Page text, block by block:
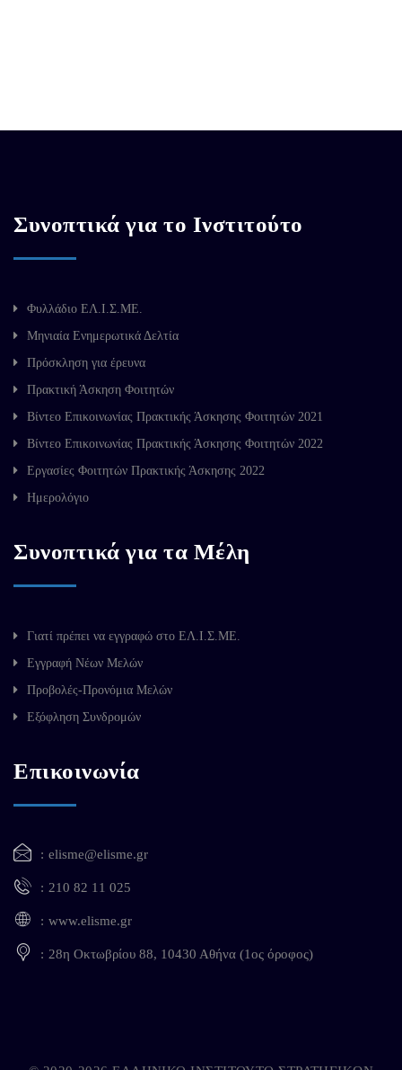
Συνοπτικά για το Ινστιτούτο
Φυλλάδιο ΕΛ.Ι.Σ.ΜΕ.
Μηνιαία Ενημερωτικά Δελτία
Πρόσκληση για έρευνα
Πρακτική Άσκηση Φοιτητών
Βίντεο Επικοινωνίας Πρακτικής Άσκησης Φοιτητών 2021
Βίντεο Επικοινωνίας Πρακτικής Άσκησης Φοιτητών 2022
Εργασίες Φοιτητών Πρακτικής Άσκησης 2022
Ημερολόγιο
Συνοπτικά για τα Μέλη
Γιατί πρέπει να εγγραφώ στο ΕΛ.Ι.Σ.ΜΕ.
Εγγραφή Νέων Μελών
Προβολές-Προνόμια Μελών
Εξόφληση Συνδρομών
Επικοινωνία
elisme@elisme.gr
210 82 11 025
www.elisme.gr
28η Οκτωβρίου 88, 10430 Αθήνα (1ος όροφος)